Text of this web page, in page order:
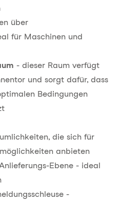
über
für Maschinen und
- dieser Raum verfügt
und sorgt dafür, dass
Bedingungen
die sich für
anbieten
Ebene - ideal
-